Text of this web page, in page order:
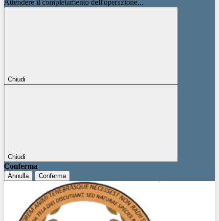
Attendere il completamento dell'operazione...
Chiudi
Chiudi
Conferma
Annulla Conferma